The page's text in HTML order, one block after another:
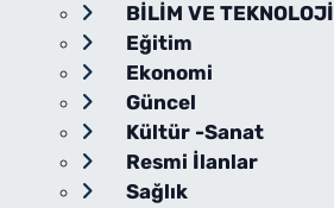
BİLİM VE TEKNOLOJİ
Eğitim
Ekonomi
Güncel
Kültür -Sanat
Resmi İlanlar
Sağlık